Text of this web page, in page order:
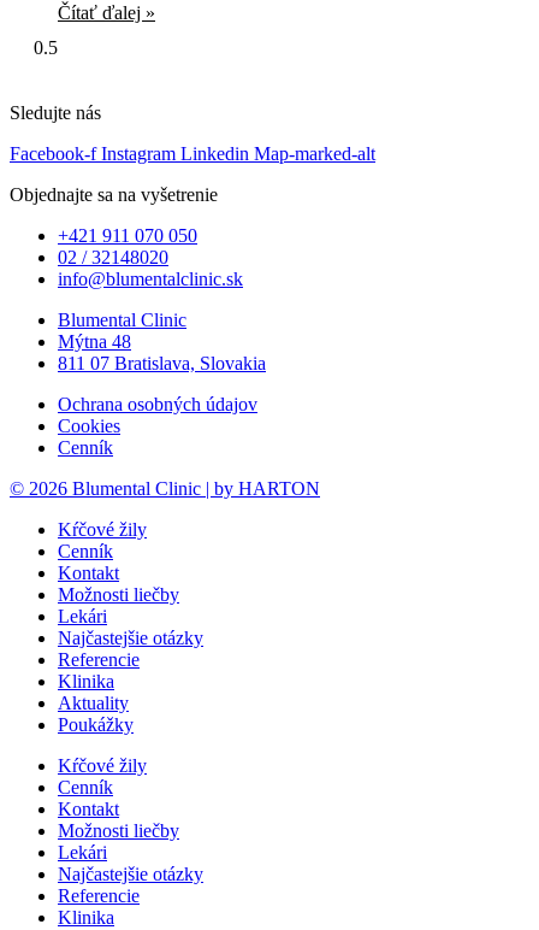
Čítať ďalej »
Sledujte nás
Facebook-f Instagram Linkedin Map-marked-alt
Objednajte sa na vyšetrenie
+421 911 070 050
02 / 32148020
info@blumentalclinic.sk
Blumental Clinic
Mýtna 48
811 07 Bratislava, Slovakia
Ochrana osobných údajov
Cookies
Cenník
© 2026 Blumental Clinic | by HARTON
Kŕčové žily
Cenník
Kontakt
Možnosti liečby
Lekári
Najčastejšie otázky
Referencie
Klinika
Aktuality
Poukážky
Kŕčové žily
Cenník
Kontakt
Možnosti liečby
Lekári
Najčastejšie otázky
Referencie
Klinika